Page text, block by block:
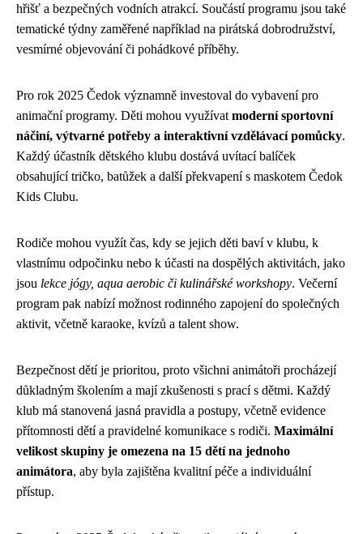
hřišť a bezpečných vodních atrakcí. Součástí programu jsou také
tematické týdny zaměřené například na pirátská dobrodružství,
vesmírné objevování či pohádkové příběhy.
Pro rok 2025 Čedok významně investoval do vybavení pro
animační programy. Děti mohou využívat moderní sportovní
náčiní, výtvarné potřeby a interaktivní vzdělávací pomůcky.
Každý účastník dětského klubu dostává uvítací balíček
obsahující tričko, batůžek a další překvapení s maskotem Čedok
Kids Clubu.
Rodiče mohou využít čas, kdy se jejich děti baví v klubu, k
vlastnímu odpočinku nebo k účasti na dospělých aktivitách, jako
jsou lekce jógy, aqua aerobic či kulinářské workshopy. Večerní
program pak nabízí možnost rodinného zapojení do společných
aktivit, včetně karaoke, kvízů a talent show.
Bezpečnost dětí je prioritou, proto všichni animátoři procházejí
důkladným školením a mají zkušenosti s prací s dětmi. Každý
klub má stanovená jasná pravidla a postupy, včetně evidence
přítomnosti dětí a pravidelné komunikace s rodiči. Maximální
velikost skupiny je omezena na 15 dětí na jednoho
animátora, aby byla zajištěna kvalitní péče a individuální
přístup.